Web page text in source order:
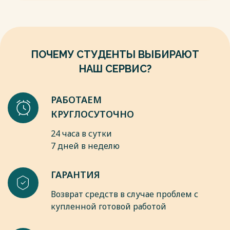
информировании общества о событиях и новостях всего
Весь текст будет доступенпосле покупки
ПОЧЕМУ СТУДЕНТЫ ВЫБИРАЮТ
НАШ СЕРВИС?
РАБОТАЕМ
КРУГЛОСУТОЧНО
24 часа в сутки
7 дней в неделю
ГАРАНТИЯ
Возврат средств в случае проблем с
купленной готовой работой